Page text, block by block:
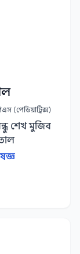
(পেডিয়াট্রিক্স)
শেখ মুজিব